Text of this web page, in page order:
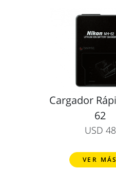
Cargador
62
USD 48
VER MÁS